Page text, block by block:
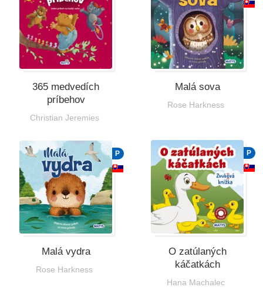
365 medvedích
príbehov
Christian Jeremies
Malá sova
Rose Harkness
P
Malá vydra
Rose Harkness
P
O zatúlaných
káčatkách
Hana Machalec